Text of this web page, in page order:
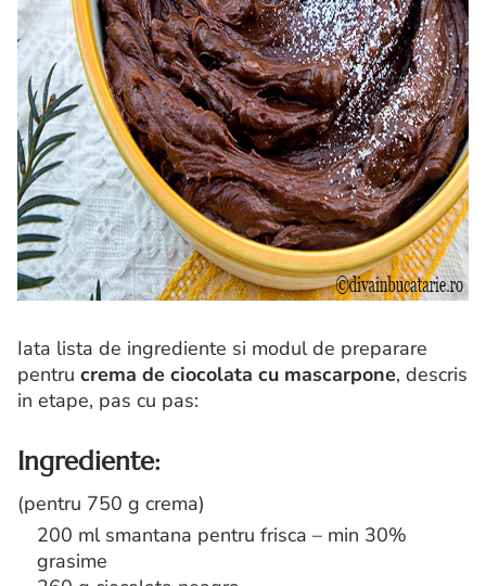
Iata lista de ingrediente si modul de preparare
pentru crema de ciocolata cu mascarpone, descris
in etape, pas cu pas:
Ingrediente:
(pentru 750 g crema)
200 ml smantana pentru frisca – min 30%
grasime